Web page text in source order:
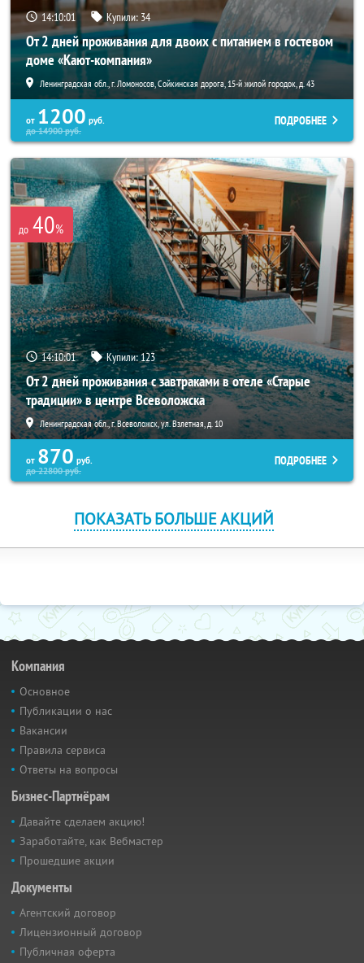
14:10:01 Купили: 34
От 2 дней проживания для двоих с питанием в гостевом
доме «Кают-компания»
Ленинградская обл., г. Ломоносов, Сойкинская дорога, 15-й жилой городок, д. 43
от 1200 руб.
до14900руб.
ПОДРОБНЕЕ
до 40%
14:10:01 Купили:123
От 2 дней проживания с завтраками в отеле «Старые
традиции» в центре Всеволожска
Ленинградская обл., г. Всеволожск, ул. Взлетная, д. 10
от 870 руб.
до22800руб.
ПОДРОБНЕЕ
ПОКАЗАТЬ БОЛЬШЕ АКЦИЙ
Компания
Основное
Публикации о нас
Вакансии
Правила сервиса
Ответы на вопросы
Бизнес-Партнёрам
Давайте сделаем акцию!
Заработайте, как Вебмастер
Прошедшие акции
Документы
Агентский договор
Лицензионный договор
Публичная оферта